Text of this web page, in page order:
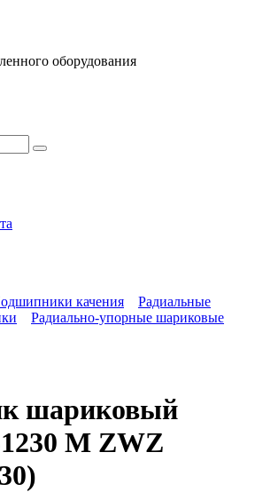
оборудования
качения
Радиальные
Радиально-упорные шариковые
шариковый
M ZWZ